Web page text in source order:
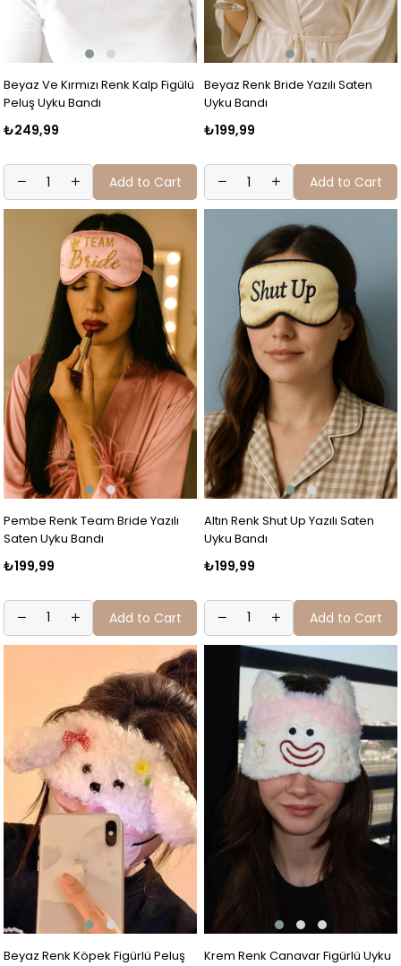
Beyaz Ve Kırmızı Renk Kalp Figülü
Peluş Uyku Bandı
₺249,99
Add to Cart
Beyaz Renk Bride Yazılı Saten
Uyku Bandı
₺199,99
Add to Cart
Pembe Renk Team Bride Yazılı
Saten Uyku Bandı
₺199,99
Add to Cart
Altın Renk Shut Up Yazılı Saten
Uyku Bandı
₺199,99
Add to Cart
Beyaz Renk Köpek Figürlü Peluş
Krem Renk Canavar Figürlü Uyku